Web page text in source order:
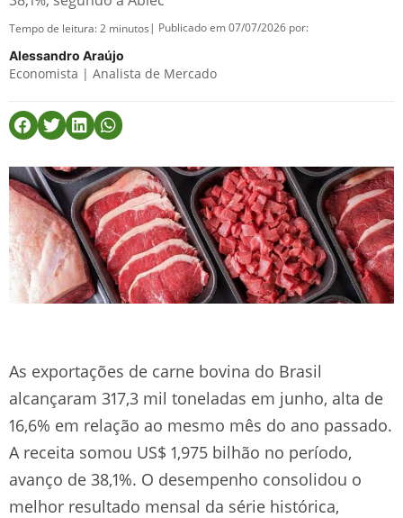
Tempo de leitura:2 minutos | Publicado em 07/07/2026 por:
Alessandro Araújo
Economista | Analista de Mercado
As exportações de carne bovina do Brasil
alcançaram 317,3 mil toneladas em junho, alta de
16,6% em relação ao mesmo mês do ano passado.
A receita somou US$ 1,975 bilhão no período,
avanço de 38,1%. O desempenho consolidou o
melhor resultado mensal da série histórica,